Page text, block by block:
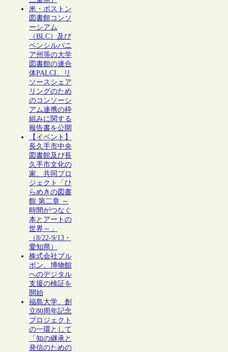
米・ボストン
図書館コンソ
ーシアム
（BLC）及び
ペンシルバニ
ア州等の大学
図書館の連合
体PALCI、リ
ソースシェア
リングのため
のコンソーシ
アム連携の枠
組みに関する
報告書を公開
【イベント】
長久手市中央
図書館及び長
久手市文化の
家、共同プロ
ジェクト「ひ
らめきの図書
館 第二章 ～
時間がつなぐ
本とアートの
世界～」
（8/22-9/13・
愛知県）
株式会社ブル
ボン、博物館
へのデジタル
支援の検証を
開始
福島大学、創
立80周年記念
プロジェクト
の一環として
「知の継承と
発信のための